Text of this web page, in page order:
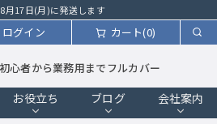
月17日(月)に発送します
カート(0)
ログイン
心者から業務用までフルカバー
お役立ち ブログ 会社案内